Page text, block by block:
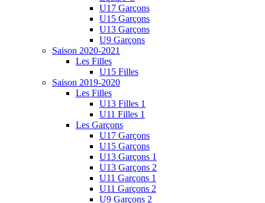
U17 Garçons
U15 Garçons
U13 Garçons
U9 Garçons
Saison 2020-2021
Les Filles
U15 Filles
Saison 2019-2020
Les Filles
U13 Filles 1
U11 Filles 1
Les Garçons
U17 Garçons
U15 Garçons
U13 Garçons 1
U13 Garçons 2
U11 Garçons 1
U11 Garçons 2
U9 Garçons 2